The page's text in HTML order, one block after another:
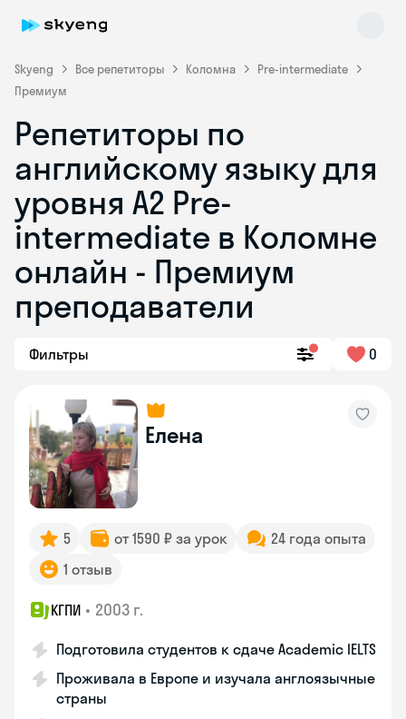
Skyeng Все репетиторы Коломна
Pre-intermediate
Премиум
Репетиторы по
английскому языку для
уровня A2 Pre-
intermediate в Коломне
онлайн - Премиум
преподаватели
Фильтры 0
Елена
5 от 1590 ₽ за урок
24 года опыта
1 отзыв
КГПИ • 2003 г.
Подготовила студентов к сдаче Academic IELTS
Проживала в Европе и изучала англоязычные
страны
Skyeng Chat